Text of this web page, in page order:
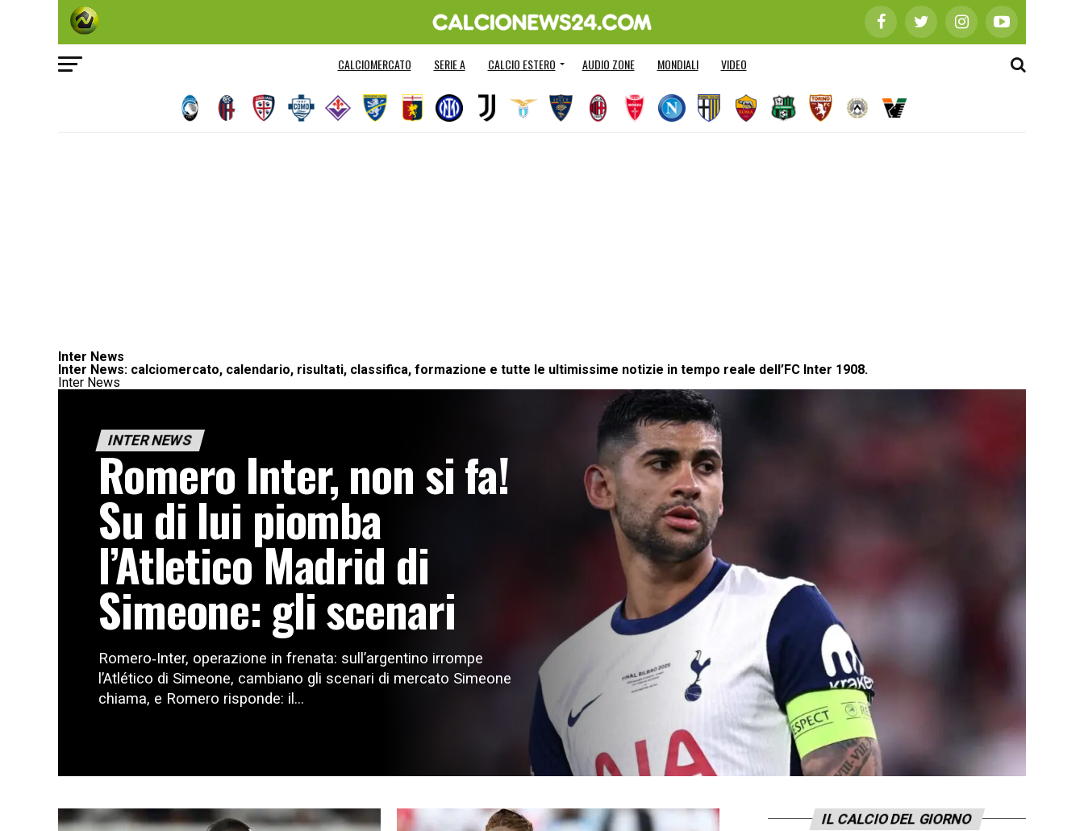
CALCIOMERCATO SERIE A CALCIO ESTERO AUDIO ZONE MONDIALI VIDEO
Inter News
Inter News: calciomercato, calendario, risultati, classifica, formazione e tutte le ultimissime notizie in tempo reale dell’FC Inter 1908.
Inter News
INTER NEWS
Romero Inter, non si fa!
Su di lui piomba
l’Atletico Madrid di
Simeone: gli scenari
Romero‑Inter, operazione in frenata: sull’argentino irrompe
l’Atlético di Simeone, cambiano gli scenari di mercato Simeone
chiama, e Romero risponde: il...
IL CALCIO DEL GIORNO